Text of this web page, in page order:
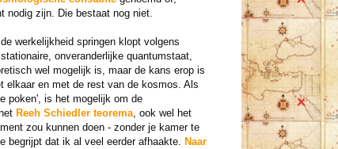
nodig zijn. Die bestaat nog niet.
werkelijkheid springen klopt volgens
onveranderlijke quantumstaat,
wel mogelijk is, maar de kans erop is
elkaar en met de rest van de kosmos. Als
poken', is het mogelijk om de
Reeh Schiedler teorema, ook wel het
zou kunnen doen - zonder je kamer te
begrijpt dat ik al veel eerder afhaakte. Naar